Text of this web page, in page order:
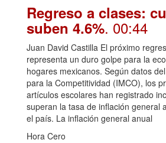
Regreso a clases:
suben 4.6%. 00:44
Juan David Castilla El próximo
representa un duro golpe para la
hogares mexicanos. Según datos
para la Competitividad (IMCO), los
artículos escolares han registrado
superan la tasa de inflación general
el país. La inflación general anual
Hora Cero